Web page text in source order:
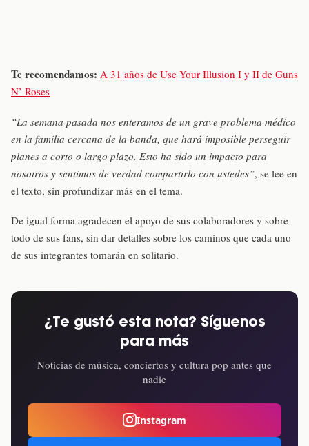
Te recomendamos: A 31 años de Use Your Illusion I y II de Guns
N’ Roses
“La semana pasada nos enteramos de un grave problema médico
en la familia cercana de la banda, que hará imposible perseguir
planes a corto o largo plazo. Esto ha sido un impacto para
nosotros y sentimos de verdad compartirlo con ustedes”, se lee en
el texto, sin profundizar más en el tema.
De igual forma agradecen el apoyo de sus colaboradores y sobre
todo de sus fans, sin dar detalles sobre los caminos que cada uno
de sus integrantes tomarán en solitario.
¿Te gustó esta nota? Síguenos
para más
Noticias de música, conciertos y cultura pop antes que
nadie
Instagram